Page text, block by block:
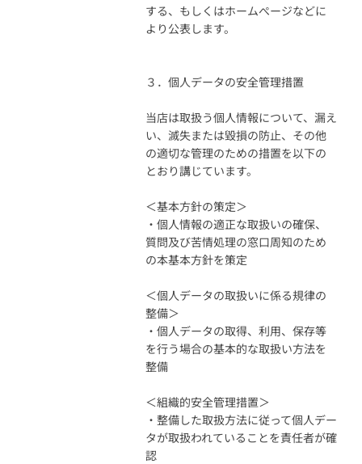
する、もしくはホームぺージなどに
より公表します。
３．個人データの安全管理措置
当店は取扱う個人情報について、漏え
い、滅失または毀損の防止、その他
の適切な管理のための措置を以下の
とおり講じています。
＜基本方針の策定＞
・個人情報の適正な取扱いの確保、
質問及び苦情処理の窓口周知のため
の本基本方針を策定
＜個人データの取扱いに係る規律の
整備＞
・個人データの取得、利用、保存等
を行う場合の基本的な取扱い方法を
整備
＜組織的安全管理措置＞
・整備した取扱方法に従って個人デー
タが取扱われていることを責任者が確
認